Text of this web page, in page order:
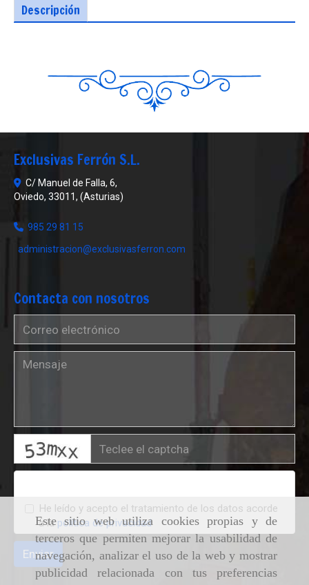
Este sitio web utiliza cookies propias y de
terceros que permiten mejorar la usabilidad de
navegación, analizar el uso de la web y mostrar
publicidad relacionada con tus preferencias
Descripción
Exclusivas Ferrón S.L.
C/ Manuel de Falla, 6,
Oviedo, 33011, (Asturias)
985 29 81 15
administracion
exclusivasferron.com
Contacta con nosotros
He leído y acepto el tratamiento de los datos acorde
a lapolítica de privacidad
Enviar